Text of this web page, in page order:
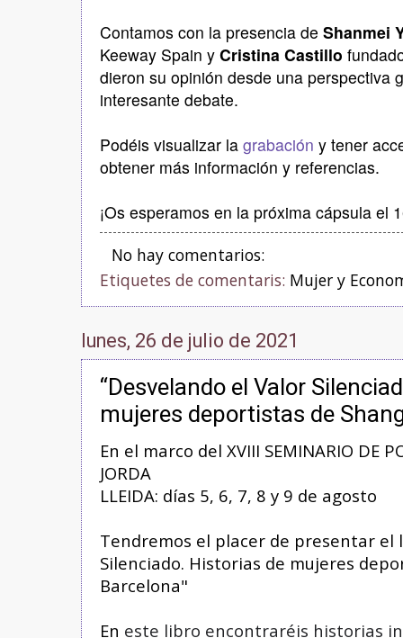
Contamos con la presencia de Shanmei
Keeway Spain y Cristina Castillo
dieron su opinión desde una perspectiva
interesante debate.
Podéis visualizar la grabación y tener
obtener más información y referencias.
¡Os esperamos en la próxima cápsula el
No hay comentarios:
Etiquetes de comentaris: Mujer y
lunes, 26 de julio de 2021
“Desvelando el Valor
mujeres deportistas de
En el marco del XVIII SEMINARIO DE
JORDA
LLEIDA: días 5, 6, 7, 8 y 9 de agosto
Tendremos el placer de presentar el
Silenciado. Historias de mujeres
Barcelona"
En este libro encontraréis historias